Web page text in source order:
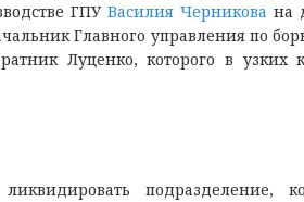
ГПУ Василия Черникова на
Главного управления по
Луценко, которого в узких
подразделение,